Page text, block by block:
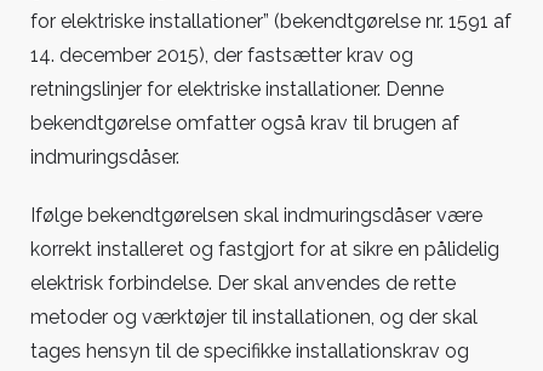
for elektriske installationer” (bekendtgørelse nr. 1591 af
14. december 2015), der fastsætter krav og
retningslinjer for elektriske installationer. Denne
bekendtgørelse omfatter også krav til brugen af
indmuringsdåser.
Ifølge bekendtgørelsen skal indmuringsdåser være
korrekt installeret og fastgjort for at sikre en pålidelig
elektrisk forbindelse. Der skal anvendes de rette
metoder og værktøjer til installationen, og der skal
tages hensyn til de specifikke installationskrav og